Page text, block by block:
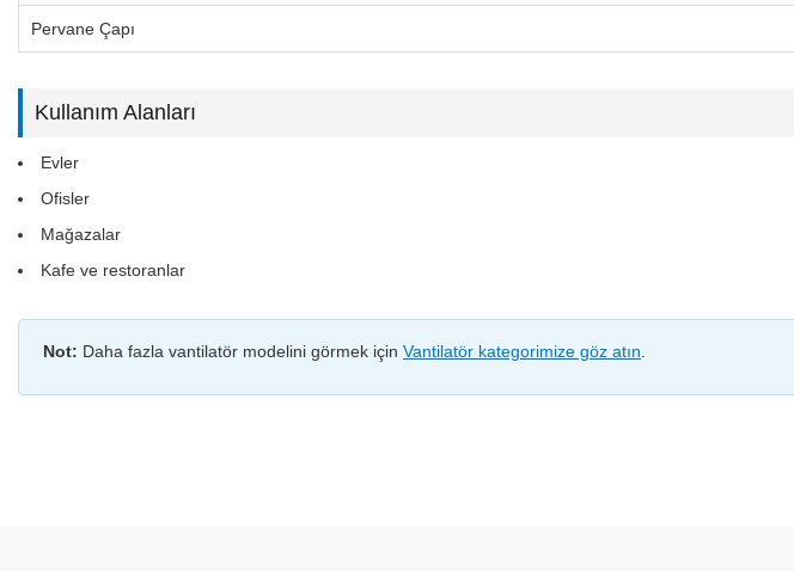
Pervane Çapı
Kullanım Alanları
Evler
Ofisler
Mağazalar
Kafe ve restoranlar
Not: Daha fazla vantilatör modelini görmek için Vantilatör kategorimize göz atın